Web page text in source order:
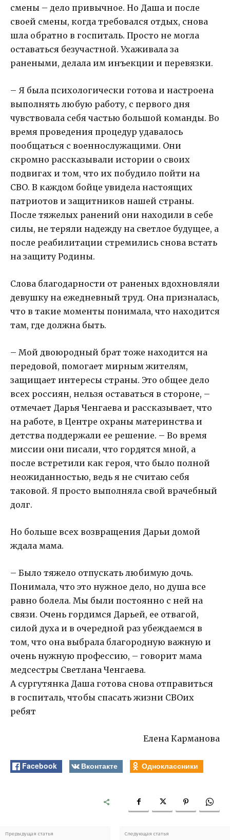
смены – дело привычное. Но Даша и после
своей смены, когда требовался отдых, снова
шла обратно в госпиталь. Просто не могла
оставаться безучастной. Ухаживала за
ранеными, делала им инъекции и перевязки.
– Я была психологически готова и настроена
выполнять любую работу, с первого дня
чувствовала себя частью большой команды. Во
время проведения процедур удавалось
пообщаться с военнослужащими. Они
скромно рассказывали истории о своих
подвигах и том, что их побудило пойти на
СВО. В каждом бойце увидела настоящих
патриотов и защитников нашей страны.
После тяжелых ранений они находили в себе
силы, не теряли надежду на светлое будущее, а
после реабилитации стремились снова встать
на защиту Родины.
Слова благодарности от раненых вдохновляли
девушку на ежедневный труд. Она призналась,
что в такие моменты понимала, что находится
там, где должна быть.
– Мой двоюродный брат тоже находится на
передовой, помогает мирным жителям,
защищает интересы страны. Это общее дело
всех россиян, нельзя оставаться в стороне, –
отмечает Дарья Ченгаева и рассказывает, что
на работе, в Центре охраны материнства и
детства поддержали ее решение. – Во время
миссии они писали, что гордятся мной, а
после встретили как героя, что было полной
неожиданностью, ведь я не считаю себя
таковой. Я просто выполняла свой врачебный
долг.
Но больше всех возвращения Дарьи домой
ждала мама.
– Было тяжело отпускать любимую дочь.
Понимала, что это нужное дело, но душа все
равно болела. Мы были постоянно с ней на
связи. Очень гордимся Дарьей, ее отвагой,
силой духа и в очередной раз убеждаемся в
том, что она выбрала благородную важную и
очень нужную профессию, – говорит мама
медсестры Светлана Ченгаева.
А сургутянка Даша готова снова отправиться
в госпиталь, чтобы спасать жизни СВОих
ребят
Елена Карманова
Facebook Вконтакте Одноклассники
Предыдущая статья Следующая статья